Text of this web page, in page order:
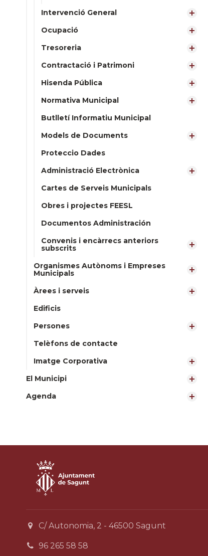
Intervenció General
Ocupació
Tresoreria
Contractació i Patrimoni
Hisenda Pública
Normativa Municipal
Butlletí Informatiu Municipal
Models de Documents
Proteccio Dades
Administració Electrònica
Cartes de Serveis Municipals
Obres i projectes FEESL
Documentos Administración
Convenis i encàrrecs anteriors
subscrits
Organismes Autònoms i Empreses
Municipals
Àrees i serveis
Edificis
Persones
Telèfons de contacte
Imatge Corporativa
El Municipi
Agenda
C/ Autonomia, 2 - 46500 Sagunt
96 265 58 58